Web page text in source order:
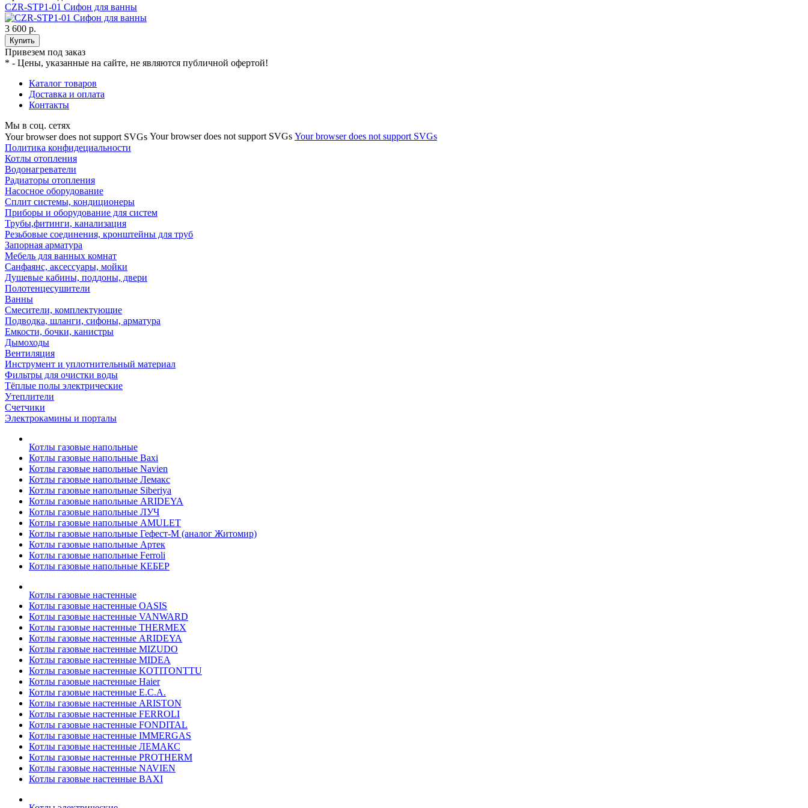
CZR-STP1-01 Сифон для ванны
3 600 р.
Купить
Привезем под заказ
* - Цены, указанные на сайте, не являются публичной офертой!
Каталог товаров
Доставка и оплата
Контакты
Мы в соц. сетях
Your browser does not support SVGs Your browser does not support SVGs Your browser does not support SVGs
Политика конфидециальности
Котлы отопления
Водонагреватели
Радиаторы отопления
Насосное оборудование
Сплит системы, кондиционеры
Приборы и оборудование для систем
Трубы,фитинги, канализация
Резьбовые соединения, кронштейны для труб
Запорная арматура
Мебель для ванных комнат
Санфаянс, аксессуары, мойки
Душевые кабины, поддоны, двери
Полотенцесушители
Ванны
Смесители, комплектующие
Подводка, шланги, сифоны, арматура
Емкости, бочки, канистры
Дымоходы
Вентиляция
Инструмент и уплотнительный материал
Фильтры для очистки воды
Тёплые полы электрические
Утеплители
Счетчики
Электрокамины и порталы
Котлы газовые напольные
Котлы газовые напольные Baxi
Котлы газовые напольные Navien
Котлы газовые напольные Лемакс
Котлы газовые напольные Siberiya
Котлы газовые напольные ARIDEYA
Котлы газовые напольные ЛУЧ
Котлы газовые напольные AMULET
Котлы газовые напольные Гефест-М (аналог Житомир)
Котлы газовые напольные Артек
Котлы газовые напольные Ferroli
Котлы газовые напольные КЕБЕР
Котлы газовые настенные
Котлы газовые настенные OASIS
Котлы газовые настенные VANWARD
Котлы газовые настенные THERMEX
Котлы газовые настенные ARIDEYA
Котлы газовые настенные MIZUDO
Котлы газовые настенные MIDEA
Котлы газовые настенные KOTITONTTU
Котлы газовые настенные Haier
Котлы газовые настенные E.C.A.
Котлы газовые настенные ARISTON
Котлы газовые настенные FERROLI
Котлы газовые настенные FONDITAL
Котлы газовые настенные IMMERGAS
Котлы газовые настенные ЛЕМАКС
Котлы газовые настенные PROTHERM
Котлы газовые настенные NAVIEN
Котлы газовые настенные BAXI